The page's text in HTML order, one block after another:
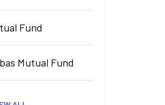
Fund
Mutual Fund